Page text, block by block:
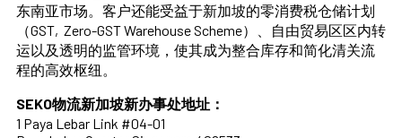
东南亚市场。客户还能受益于新加坡的零消费税仓储计划
（GST, Zero-GST Warehouse Scheme）、自由贸易区区内转
运以及透明的监管环境，使其成为整合库存和简化清关流
程的高效枢纽。
SEKO物流新加坡新办事处地址：
1 Paya Lebar Link #04-01